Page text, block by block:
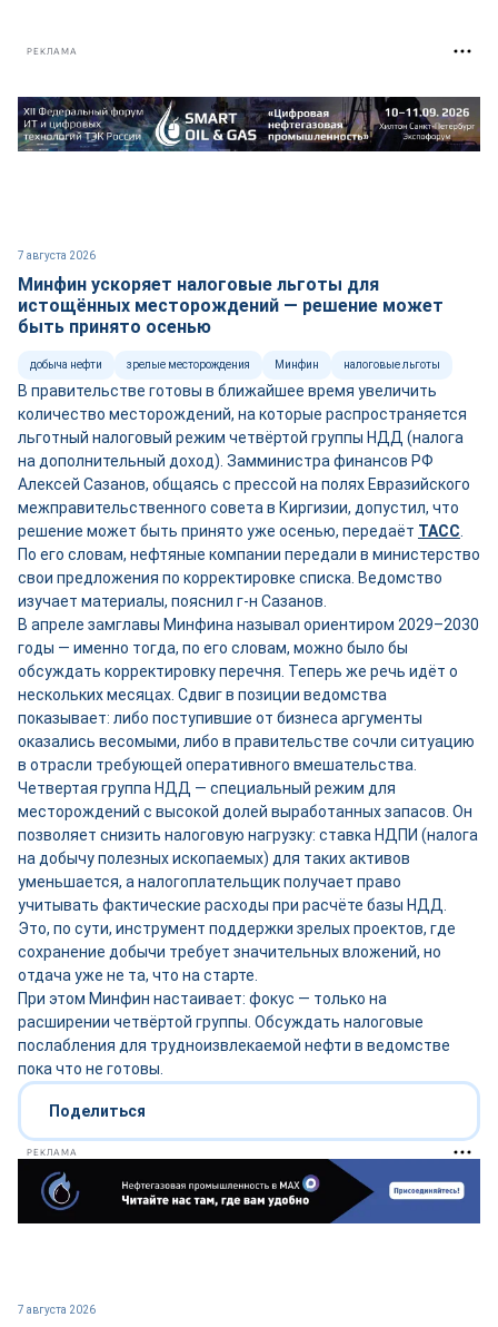
РЕКЛАМА
7 августа 2026
Минфин ускоряет налоговые льготы для
истощённых месторождений — решение может
быть принято осенью
добыча нефти зрелые месторождения Минфин налоговые льготы
В правительстве готовы в ближайшее время увеличить
количество месторождений, на которые распространяется
льготный налоговый режим четвёртой группы НДД (налога
на дополнительный доход). Замминистра финансов РФ
Алексей Сазанов, общаясь с прессой на полях Евразийского
межправительственного совета в Киргизии, допустил, что
решение может быть принято уже осенью, передаёт ТАСС
По его словам, нефтяные компании передали в министерство
свои предложения по корректировке списка. Ведомство
изучает материалы, пояснил г-н Сазанов.
В апреле замглавы Минфина называл ориентиром 2029–2030
годы — именно тогда, по его словам, можно было бы
обсуждать корректировку перечня. Теперь же речь идёт о
нескольких месяцах. Сдвиг в позиции ведомства
показывает: либо поступившие от бизнеса аргументы
оказались весомыми, либо в правительстве сочли ситуацию
в отрасли требующей оперативного вмешательства.
Четвертая группа НДД — специальный режим для
месторождений с высокой долей выработанных запасов. Он
позволяет снизить налоговую нагрузку: ставка НДПИ (налога
на добычу полезных ископаемых) для таких активов
уменьшается, а налогоплательщик получает право
учитывать фактические расходы при расчёте базы НДД.
Это, по сути, инструмент поддержки зрелых проектов, где
сохранение добычи требует значительных вложений, но
отдача уже не та, что на старте.
При этом Минфин настаивает: фокус — только на
расширении четвёртой группы. Обсуждать налоговые
послабления для трудноизвлекаемой нефти в ведомстве
пока что не готовы.
Поделиться
РЕКЛАМА
7 августа 2026